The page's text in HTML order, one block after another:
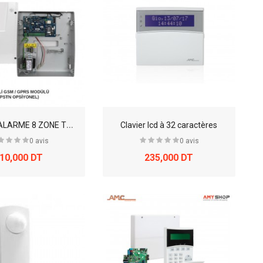
C
ENTRAL ALARME 8 ZONE TEKNIM filaire INTRUSION
0 avis
DT
Clavier lcd à 32 caractères
0 avis
235,000 DT